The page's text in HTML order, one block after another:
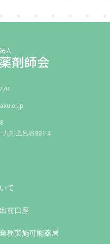
九町風呂谷831-4
て
前⼝座
務実施可能薬局